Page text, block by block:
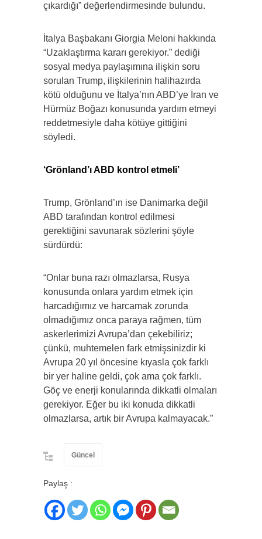
çıkardığı” değerlendirmesinde bulundu.
İtalya Başbakanı Giorgia Meloni hakkında
“Uzaklaştırma kararı gerekiyor.” dediği
sosyal medya paylaşımına ilişkin soru
sorulan Trump, ilişkilerinin halihazırda
kötü olduğunu ve İtalya’nın ABD’ye İran ve
Hürmüz Boğazı konusunda yardım etmeyi
reddetmesiyle daha kötüye gittiğini
söyledi.
‘Grönland’ı ABD kontrol etmeli’
Trump, Grönland’ın ise Danimarka değil
ABD tarafından kontrol edilmesi
gerektiğini savunarak sözlerini şöyle
sürdürdü:
“Onlar buna razı olmazlarsa, Rusya
konusunda onlara yardım etmek için
harcadığımız ve harcamak zorunda
olmadığımız onca paraya rağmen, tüm
askerlerimizi Avrupa’dan çekebiliriz;
çünkü, muhtemelen fark etmişsinizdir ki
Avrupa 20 yıl öncesine kıyasla çok farklı
bir yer haline geldi, çok ama çok farklı.
Göç ve enerji konularında dikkatli olmaları
gerekiyor. Eğer bu iki konuda dikkatli
olmazlarsa, artık bir Avrupa kalmayacak.”
Güncel
Paylaş :